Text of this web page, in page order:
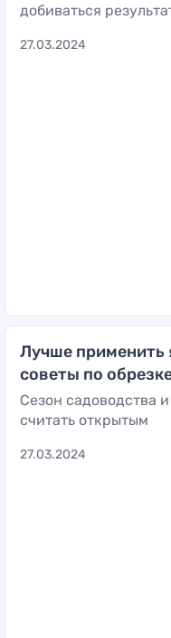
добиваться
27.03.2024
Лучше применить
советы по
Сезон садоводства
считать открытым
27.03.2024